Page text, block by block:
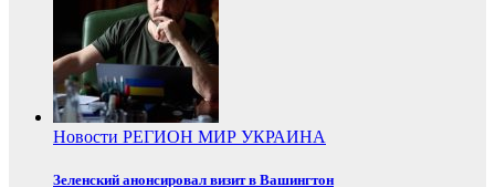
Новости РЕГИОН МИР УКРАИНА
Зеленский анонсировал визит в Вашингтон